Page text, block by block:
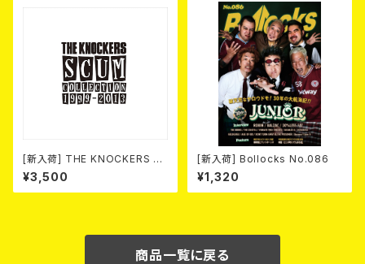
[新入荷] THE KNOCKERS 『S
CUM COLLECTION 1999
～2013』(2xCD)
¥3,500
[新入荷] Bollocks No.086
¥1,320
商品一覧に戻る